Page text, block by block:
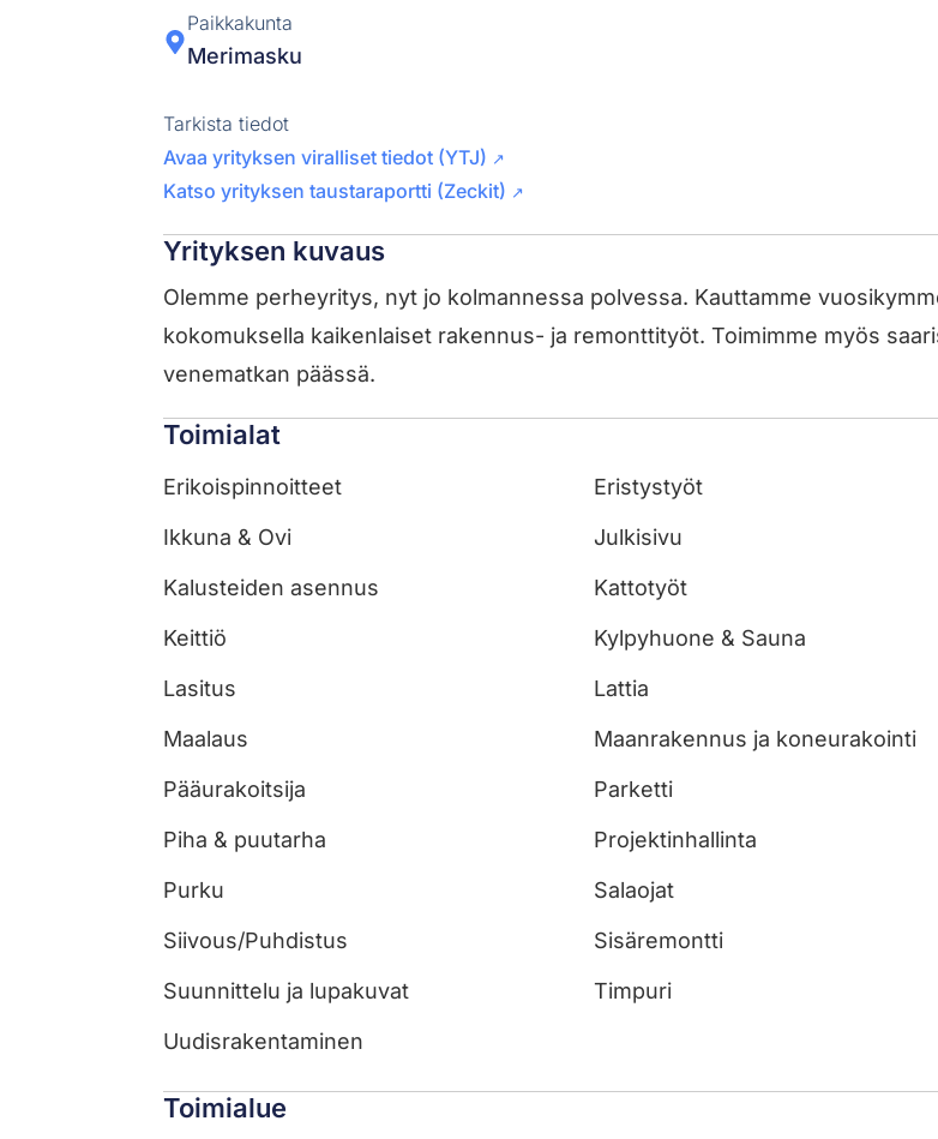
Paikkakunta
Merimasku
Tarkista tiedot
Avaa yrityksen viralliset tiedot (YTJ) ↗
Katso yrityksen taustaraportti (Zeckit) ↗
Yrityksen kuvaus
Olemme perheyritys, nyt jo kolmannessa polvessa. Kauttamme
kokomuksella kaikenlaiset rakennus- ja remonttityöt. Toimimme myös
venematkan päässä.
Toimialat
Erikoispinnoitteet
Eristystyöt
Ikkuna & Ovi
Julkisivu
Kalusteiden asennus
Kattotyöt
Keittiö
Kylpyhuone & Sauna
Lasitus
Lattia
Maalaus
Maanrakennus ja koneurakointi
Pääurakoitsija
Parketti
Piha & puutarha
Projektinhallinta
Purku
Salaojat
Siivous/Puhdistus
Sisäremontti
Suunnittelu ja lupakuvat
Timpuri
Uudisrakentaminen
Toimialue